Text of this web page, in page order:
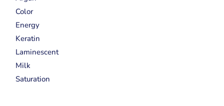
Color
Energy
Keratin
Laminescent
Milk
Saturation